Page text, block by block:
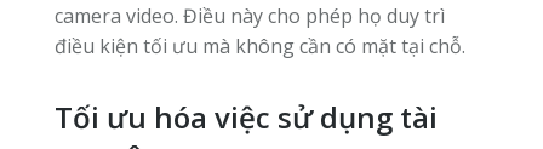
camera video. Điều này cho phép họ duy trì
điều kiện tối ưu mà không cần có mặt tại chỗ.
Tối ưu hóa việc sử dụng tài